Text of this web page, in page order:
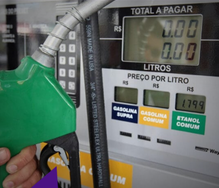
https://agenciasantarem.com.br/amp